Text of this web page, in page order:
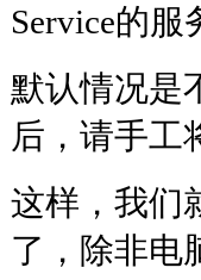
Service的服
默认情况是
后，请手工
这样，我们
了，除非电